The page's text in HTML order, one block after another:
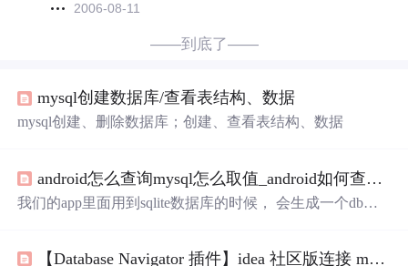
2006-08-11
——到底了——
mysql创建数据库/查看表结构、数据
mysql创建、删除数据库；创建、查看表结构、数据
android怎么查询mysql怎么取值_android如何查看手机中的db文件，查看sqlite数据库的表结构...
我们的app里面用到sqlite数据库的时候， 会生成一个db文
为这个db文件不能够直接拿出来，我们知道，在DDMS里【Database Navigator 插件】idea 社区版连接 mysql 数据库